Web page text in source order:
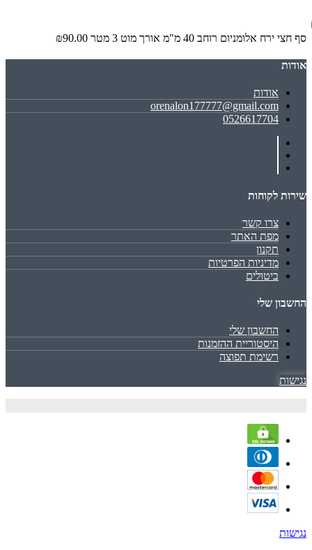
סף חצי ירח אלומניום רוחב 40 מ"מ אורך מוט 3 מטר ₪90.00
אודות
אודות
orenalon177777@gmail.com
0526617704
שירות לקוחות
צרו קשר
מפת האתר
תקנון
מדיניות הפרטיות
ביטולים
החשבון שלי
החשבון שלי
היסטוריית ההזמנות
רשימת תפוצה
נגישות
נגישות